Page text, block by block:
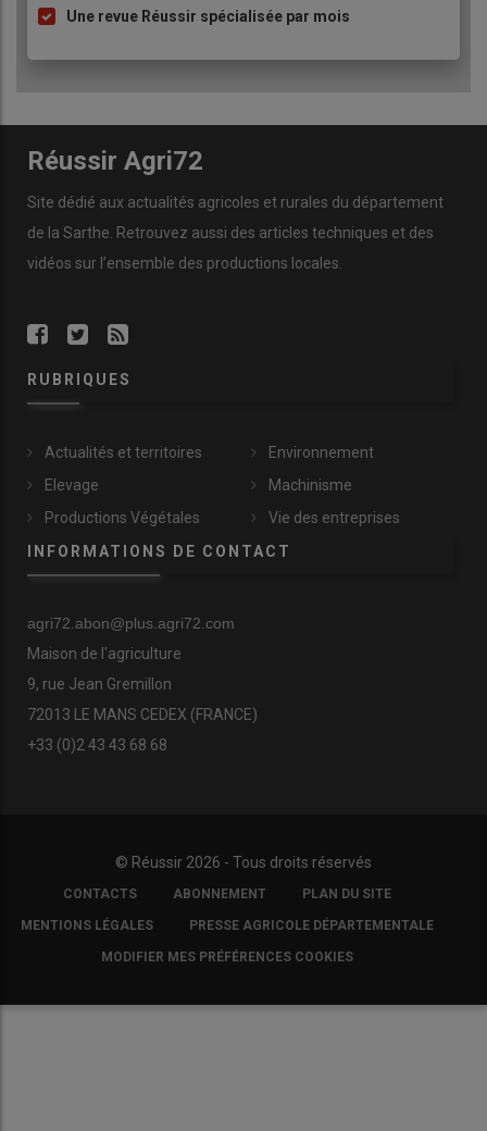
Une revue Réussir spécialisée par mois
Réussir Agri72
Site dédié aux actualités agricoles et rurales du département
de la Sarthe. Retrouvez aussi des articles techniques et des
vidéos sur l’ensemble des productions locales.
RUBRIQUES
Actualités et territoires
Elevage
Productions Végétales
Environnement
Machinisme
Vie des entreprises
INFORMATIONS DE CONTACT
agri72.abon@plus.agri72.com
Maison de l'agriculture
9, rue Jean Gremillon
72013 LE MANS CEDEX (FRANCE)
+33 (0)2 43 43 68 68
© Réussir 2026 - Tous droits réservés
FOOTER
COPYRIGHT
CONTACTS ABONNEMENT PLAN DU SITE
MENTIONS LÉGALES PRESSE AGRICOLE DÉPARTEMENTALE
MODIFIER MES PRÉFÉRENCES COOKIES